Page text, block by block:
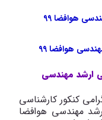
هوافضا 99
هوافضا 99
ارشد مهندسی
کنکور کارشناسی
مهندسی هوافضا